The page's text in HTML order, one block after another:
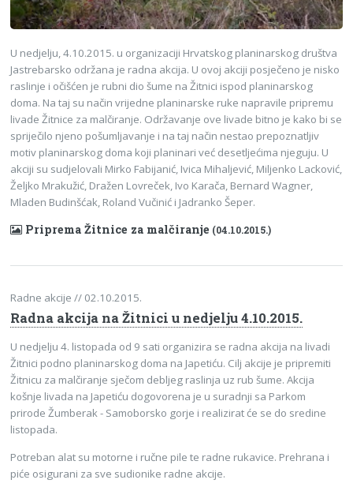
U nedjelju, 4.10.2015. u organizaciji Hrvatskog planinarskog društva
Jastrebarsko održana je radna akcija. U ovoj akciji posječeno je nisko
raslinje i očišćen je rubni dio šume na Žitnici ispod planinarskog
doma. Na taj su način vrijedne planinarske ruke napravile pripremu
livade Žitnice za malčiranje. Održavanje ove livade bitno je kako bi se
spriječilo njeno pošumljavanje i na taj način nestao prepoznatljiv
motiv planinarskog doma koji planinari već desetljećima njeguju. U
akciji su sudjelovali Mirko Fabijanić, Ivica Mihaljević, Miljenko Lacković,
Željko Mrakužić, Dražen Lovreček, Ivo Karača, Bernard Wagner,
Mladen Budinšćak, Roland Vučinić i Jadranko Šeper.
Priprema Žitnice za malčiranje (04.10.2015.)
Radne akcije// 02.10.2015.
Radna akcija na Žitnici u nedjelju 4.10.2015.
U nedjelju 4. listopada od 9 sati organizira se radna akcija na livadi
Žitnici podno planinarskog doma na Japetiću. Cilj akcije je pripremiti
Žitnicu za malčiranje sječom debljeg raslinja uz rub šume. Akcija
košnje livada na Japetiću dogovorena je u suradnji sa Parkom
prirode Žumberak - Samoborsko gorje i realizirat će se do sredine
listopada.
Potreban alat su motorne i ručne pile te radne rukavice. Prehrana i
piće osigurani za sve sudionike radne akcije.